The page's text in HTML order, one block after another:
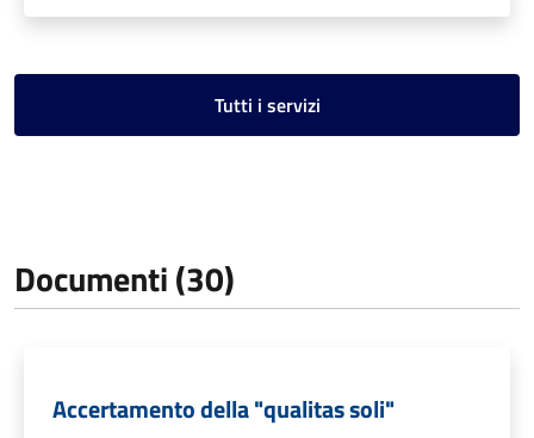
Tutti i servizi
Documenti (30)
Accertamento della "qualitas soli"